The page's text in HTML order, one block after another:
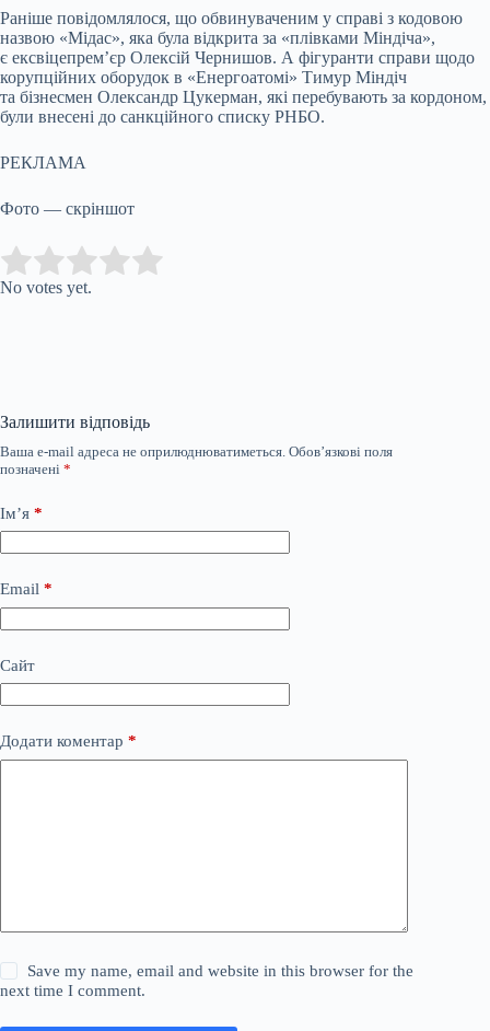
Раніше повідомлялося, що обвинуваченим у справі з кодовою
назвою «Мідас», яка була відкрита за «плівками Міндіча»,
є ексвіцепрем’єр Олексій Чернишов. А фігуранти справи щодо
корупційних оборудок в «Енергоатомі» Тимур Міндіч
та бізнесмен Олександр Цукерман, які перебувають за кордоном,
були внесені до санкційного списку РНБО.
РЕКЛАМА
Фото — скріншот
Rate this item:
No votes yet.
Залишити відповідь
Ваша e-mail адреса не оприлюднюватиметься. Обов’язкові поля
позначені *
Ім’я *
Email *
Сайт
Додати коментар *
Save my name, email and website in this browser for the
next time I comment.